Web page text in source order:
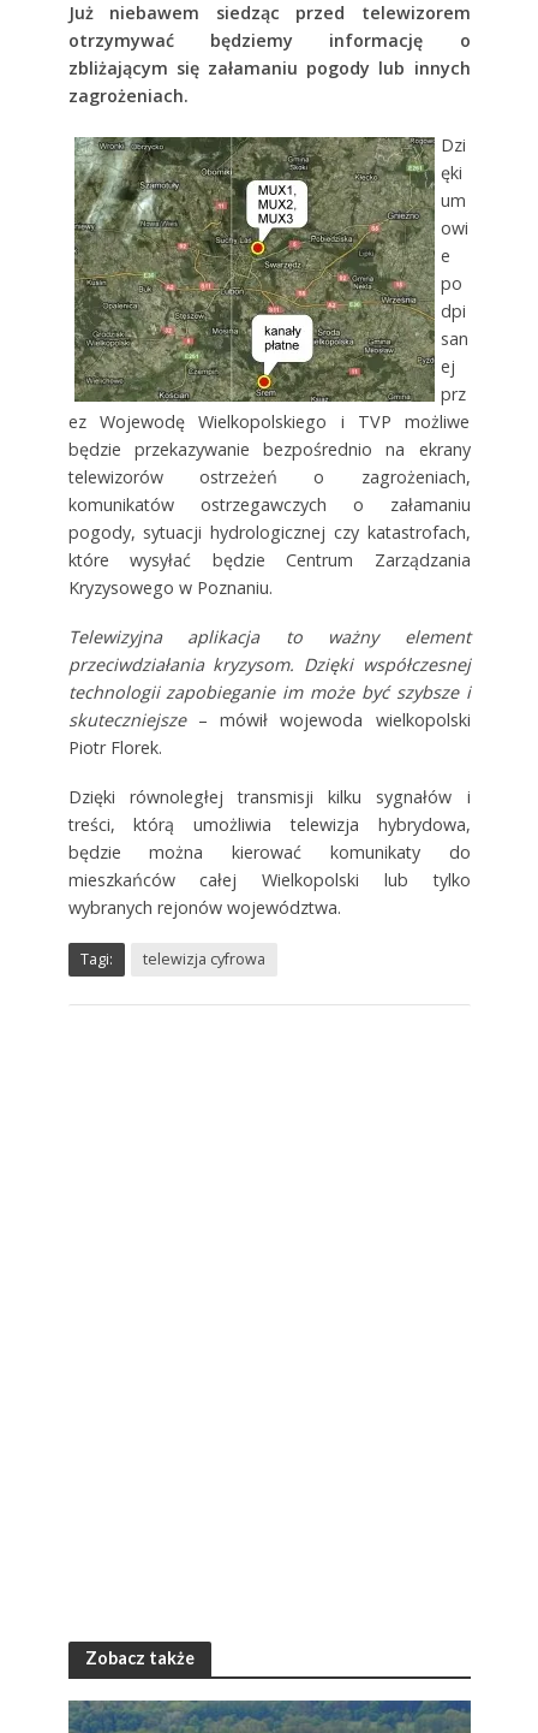
Już niebawem siedząc przed telewizorem
otrzymywać będziemy informację o
zbliżającym się załamaniu pogody lub innych
zagrożeniach.
Dzi
ęki
um
owi
e
po
dpi
san
ej
prz
ez Wojewodę Wielkopolskiego i TVP możliwe
będzie przekazywanie bezpośrednio na ekrany
telewizorów ostrzeżeń o zagrożeniach,
komunikatów ostrzegawczych o załamaniu
pogody, sytuacji hydrologicznej czy katastrofach,
które wysyłać będzie Centrum Zarządzania
Kryzysowego w Poznaniu.
Telewizyjna aplikacja to ważny element
przeciwdziałania kryzysom. Dzięki współczesnej
technologii zapobieganie im może być szybsze i
skuteczniejsze– mówił wojewoda wielkopolski
Piotr Florek.
Dzięki równoległej transmisji kilku sygnałów i
treści, którą umożliwia telewizja hybrydowa,
będzie można kierować komunikaty do
mieszkańców całej Wielkopolski lub tylko
wybranych rejonów województwa.
Tagi: telewizja cyfrowa
Zobacz także